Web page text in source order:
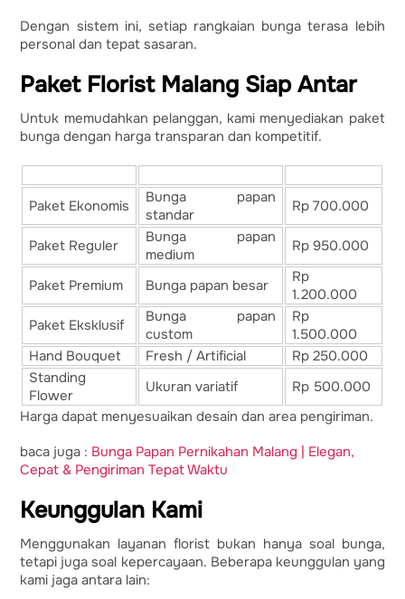
Dengan sistem ini, setiap rangkaian bunga terasa lebih
personal dan tepat sasaran.
Paket Florist Malang Siap Antar
Untuk memudahkan pelanggan, kami menyediakan paket
bunga dengan harga transparan dan kompetitif.
Paket Ekonomis
Bunga papan
standar
Rp 700.000
Paket Reguler
Bunga papan
medium
Rp 950.000
Paket Premium Bunga papan besar
Rp
1.200.000
Paket Eksklusif
Bunga papan
custom
Rp
1.500.000
Hand Bouquet
Fresh / Artificial
Rp 250.000
Standing
Flower
Ukuran variatif
Rp 500.000
Harga dapat menyesuaikan desain dan area pengiriman.
baca juga : Bunga Papan Pernikahan Malang | Elegan,
Cepat & Pengiriman Tepat Waktu
Keunggulan Kami
Menggunakan layanan florist bukan hanya soal bunga,
tetapi juga soal kepercayaan. Beberapa keunggulan yang
kami jaga antara lain: